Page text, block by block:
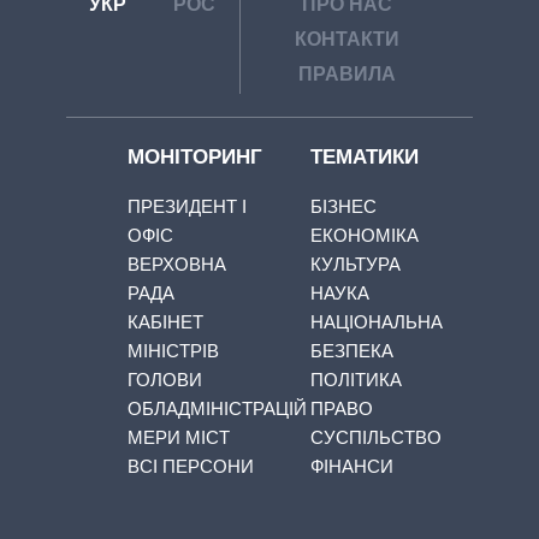
УКР РОС
ПРО НАС
КОНТАКТИ
ПРАВИЛА
МОНІТОРИНГ
ПРЕЗИДЕНТ І
ОФІС
ВЕРХОВНА
РАДА
КАБІНЕТ
МІНІСТРІВ
ГОЛОВИ
ОБЛАДМІНІСТРАЦІЙ
МЕРИ МІСТ
ВСІ ПЕРСОНИ
ТЕМАТИКИ
БІЗНЕС
ЕКОНОМІКА
КУЛЬТУРА
НАУКА
НАЦІОНАЛЬНА
БЕЗПЕКА
ПОЛІТИКА
ПРАВО
СУСПІЛЬСТВО
ФІНАНСИ